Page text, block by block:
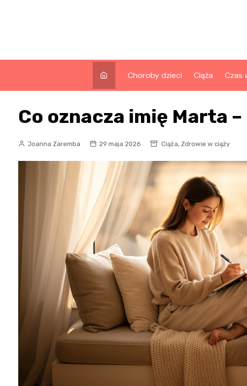
Choroby dzieci Ciąża Czas
Co oznacza imię Marta
Joanna Zaremba 29 maja 2026 Ciąża, Zdrowie w ciąży